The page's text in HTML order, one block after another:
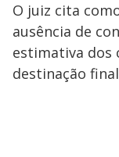
O juiz cita
ausência de
estimativa dos
destinação